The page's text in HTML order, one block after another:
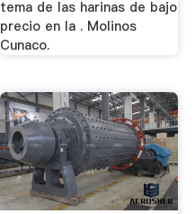
tema de las harinas de bajo
precio en la . Molinos
Cunaco.